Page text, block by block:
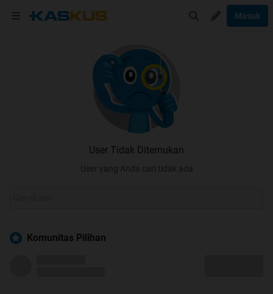
Masuk
User Tidak Ditemukan
User yang Anda cari tidak ada
Komunitas Pilihan